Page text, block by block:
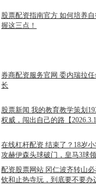
股票配资指南官方 如何培养
握这三点！
券商配资服务官网 委内瑞拉
长
股票新闻 我的教育教学策划
权威，闯出自己的路【
在线杠杆配资 结束了？18岁
攻赫伊森头球破门，皇马3球
配资股票网站 冈仁波齐转山
钦和止热寺玩，到底要不要办